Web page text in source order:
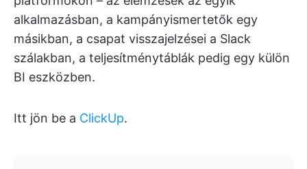
alkalmazásban, a kampányismertetők egy
másikban, a csapat visszajelzései a Slack
szálakban, a teljesítménytáblák pedig egy külön
BI eszközben.
Itt jön be a ClickUp.